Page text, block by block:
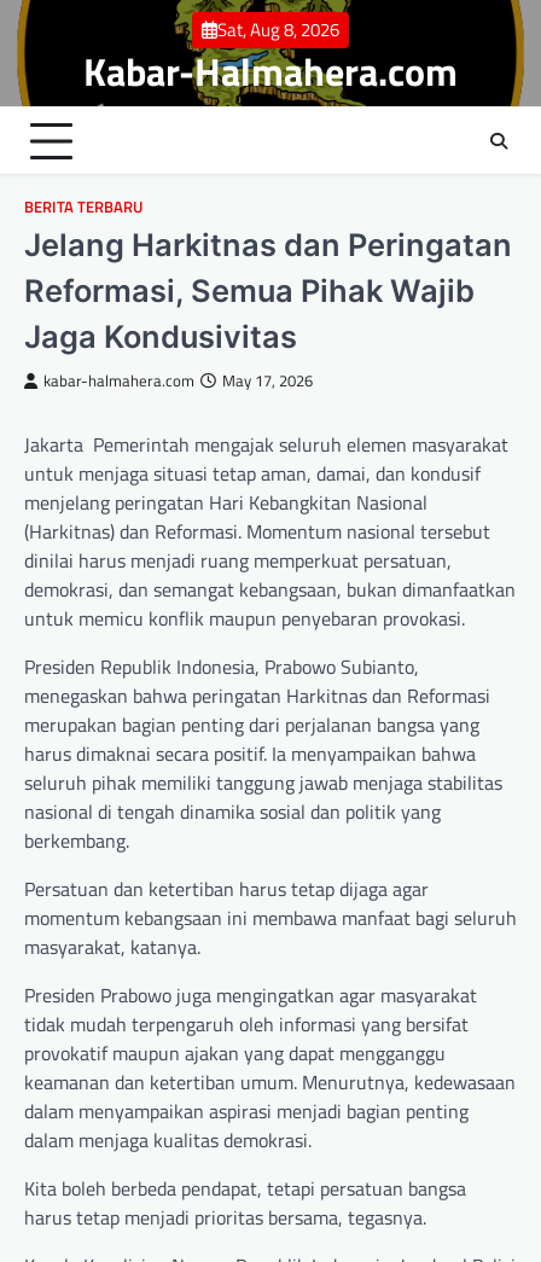
Skip
content
Sat, Aug 8, 2026
Kabar-Halmahera.com
BERITA TERBARU
Jelang Harkitnas dan Peringatan
Reformasi, Semua Pihak Wajib
Jaga Kondusivitas
kabar-halmahera.com May 17, 2026
Jakarta  Pemerintah mengajak seluruh elemen masyarakat
untuk menjaga situasi tetap aman, damai, dan kondusif
menjelang peringatan Hari Kebangkitan Nasional
(Harkitnas) dan Reformasi. Momentum nasional tersebut
dinilai harus menjadi ruang memperkuat persatuan,
demokrasi, dan semangat kebangsaan, bukan dimanfaatkan
untuk memicu konflik maupun penyebaran provokasi.
Presiden Republik Indonesia, Prabowo Subianto,
menegaskan bahwa peringatan Harkitnas dan Reformasi
merupakan bagian penting dari perjalanan bangsa yang
harus dimaknai secara positif. Ia menyampaikan bahwa
seluruh pihak memiliki tanggung jawab menjaga stabilitas
nasional di tengah dinamika sosial dan politik yang
berkembang.
Persatuan dan ketertiban harus tetap dijaga agar
momentum kebangsaan ini membawa manfaat bagi seluruh
masyarakat, katanya.
Presiden Prabowo juga mengingatkan agar masyarakat
tidak mudah terpengaruh oleh informasi yang bersifat
provokatif maupun ajakan yang dapat mengganggu
keamanan dan ketertiban umum. Menurutnya, kedewasaan
dalam menyampaikan aspirasi menjadi bagian penting
dalam menjaga kualitas demokrasi.
Kita boleh berbeda pendapat, tetapi persatuan bangsa
harus tetap menjadi prioritas bersama, tegasnya.